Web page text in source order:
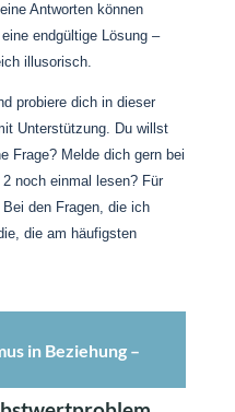
Antworten können
endgültige Lösung –
illusorisch.
probiere dich in dieser
Unterstützung. Du willst
Frage? Melde dich gern bei
noch einmal lesen? Für
den Fragen, die ich
die am häufigsten
in Beziehung –